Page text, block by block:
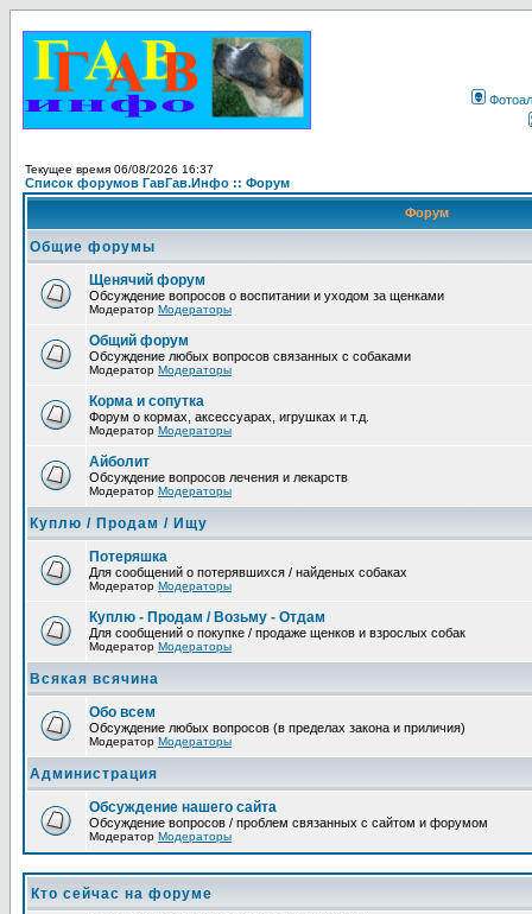
Текущее время 06/08/2026 16:37
Список форумов ГавГав.Инфо :: Форум
Форум
Общие форумы
Щенячий форум
Обсуждение вопросов о воспитании и уходом за щенками
Модератор Модераторы
Общий форум
Обсуждение любых вопросов связанных с собаками
Модератор Модераторы
Корма и сопутка
Форум о кормах, аксессуарах, игрушках и т.д.
Модератор Модераторы
Айболит
Обсуждение вопросов лечения и лекарств
Модератор Модераторы
Куплю / Продам / Ищу
Потеряшка
Для сообщений о потерявшихся / найденых собаках
Модератор Модераторы
Куплю - Продам / Возьму - Отдам
Для сообщений о покупке / продаже щенков и взрослых собак
Модератор Модераторы
Всякая всячина
Обо всем
Обсуждение любых вопросов (в пределах закона и приличия)
Модератор Модераторы
Администрация
Обсуждение нашего сайта
Обсуждение вопросов / проблем связанных с сайтом и форумом
Модератор Модераторы
Кто сейчас на форуме